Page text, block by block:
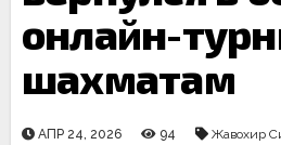
онлайн-
шахматам
АПР 24, 2026 94 Жавохир